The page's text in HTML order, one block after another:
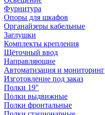
Фурнитура
Опоры для шкафов
Органайзеры кабельные
Заглушки
Комплекты крепления
Щёточный ввод
Направляющие
Автоматизация и мониторинг
Изготовление под заказ
Полки 19"
Полки выдвижные
Полки фронтальные